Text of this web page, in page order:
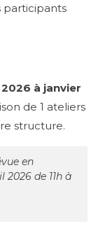
participants
à janvier
de 1 ateliers
structure.
en
de 11h à